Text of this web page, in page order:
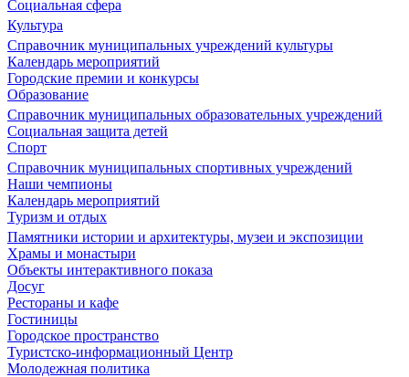
Социальная сфера
Культура
Справочник муниципальных учреждений культуры
Календарь мероприятий
Городские премии и конкурсы
Образование
Справочник муниципальных образовательных учреждений
Социальная защита детей
Спорт
Справочник муниципальных спортивных учреждений
Наши чемпионы
Календарь мероприятий
Туризм и отдых
Памятники истории и архитектуры, музеи и экспозиции
Храмы и монастыри
Объекты интерактивного показа
Досуг
Рестораны и кафе
Гостиницы
Городское пространство
Туристско-информационный Центр
Молодежная политика